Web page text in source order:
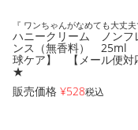
『 ワンちゃんがなめても大丈夫
ハニークリーム ノンフ
ンス（無香料） 25ml
球ケア】 【メール便
★
販売価格 ¥528税込